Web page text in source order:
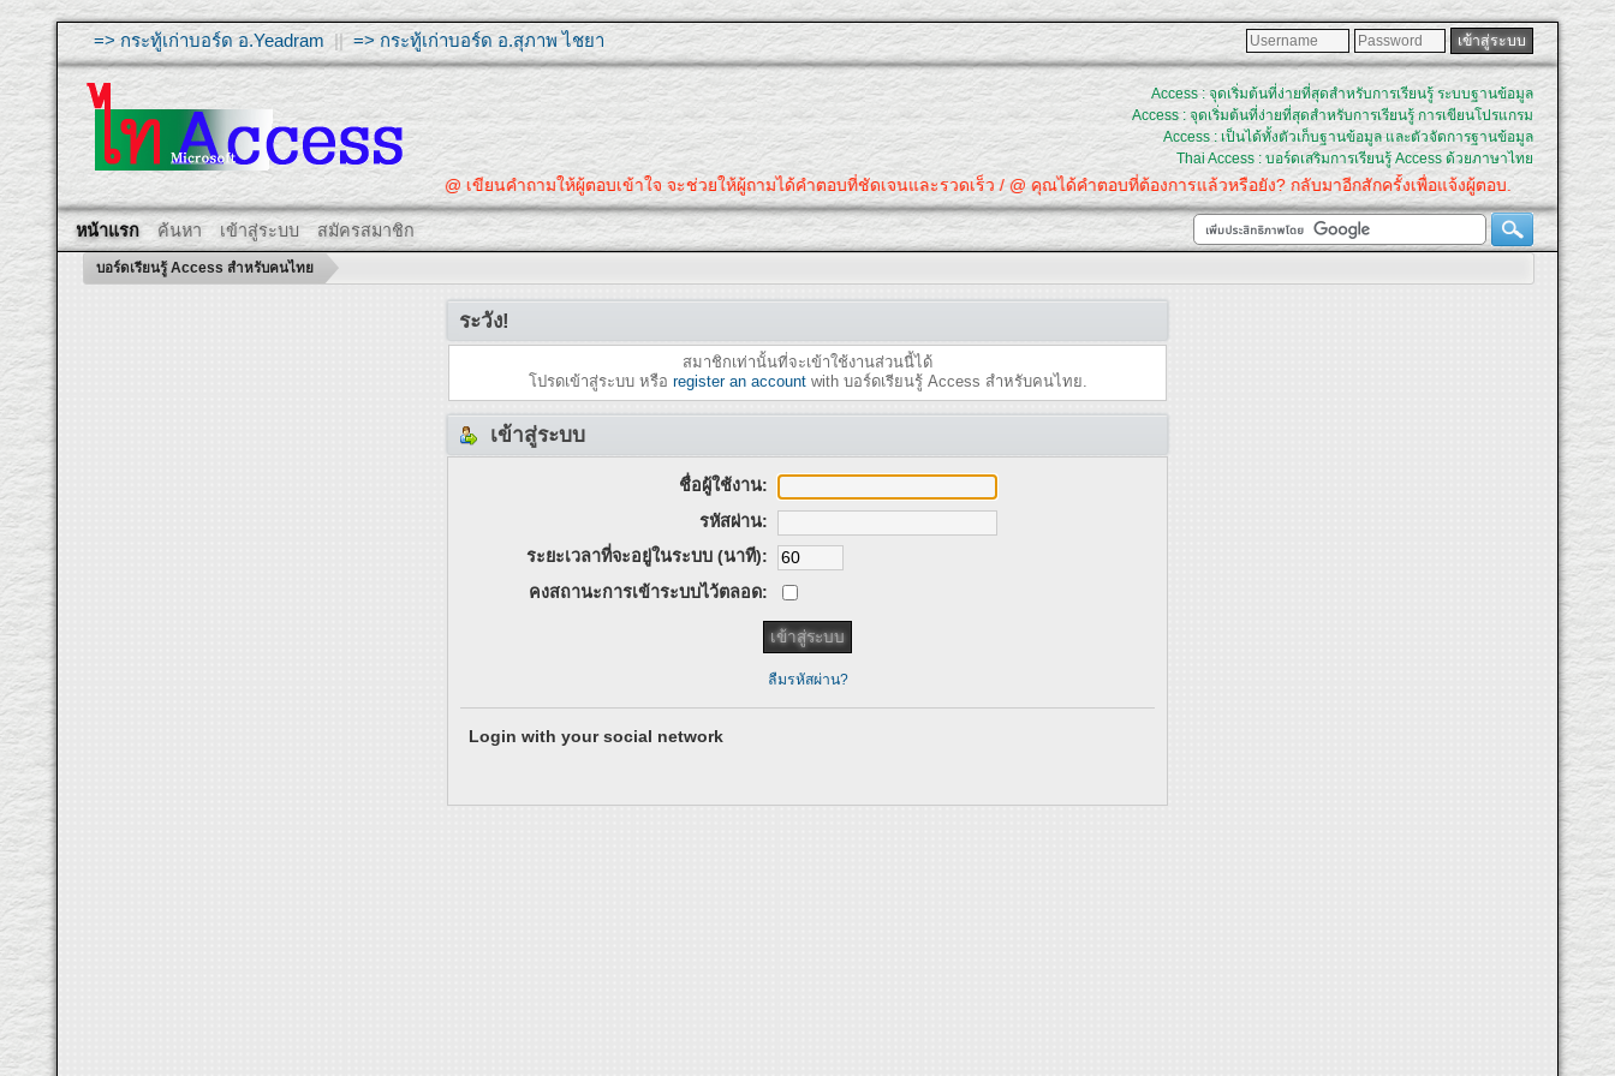
=> กระทู้เก่าบอร์ด อ.Yeadram ||=> กระทู้เก่าบอร์ด อ.สุภาพ ไชยา
Access : จุดเริ่มต้นที่ง่ายที่สุดสำหรับการเรียนรู้ ระบบฐานข้อมูล
Access : จุดเริ่มต้นที่ง่ายที่สุดสำหรับการเรียนรู้ การเขียนโปรแกรม
Access : เป็นได้ทั้งตัวเก็บฐานข้อมูล และตัวจัดการฐานข้อมูล
Thai Access : บอร์ดเสริมการเรียนรู้ Access ด้วยภาษาไทย
@ เขียนคำถามให้ผู้ตอบเข้าใจ จะช่วยให้ผู้ถามได้คำตอบที่ชัดเจนและรวดเร็ว / @ คุณได้คำตอบที่ต้องการแล้วหรือยัง? กลับมาอีกสักครั้งเพื่อแจ้งผู้ตอบ.
หน้าแรก ค้นหา เข้าสู่ระบบ สมัครสมาชิก
บอร์ดเรียนรู้ Access สำหรับคนไทย
ระวัง!
สมาชิกเท่านั้นที่จะเข้าใช้งานส่วนนี้ได้
โปรดเข้าสู่ระบบ หรือ register an accountwith บอร์ดเรียนรู้ Access สำหรับคนไทย.
เข้าสู่ระบบ
ชื่อผู้ใช้งาน:
รหัสผ่าน:
ระยะเวลาที่จะอยู่ในระบบ (นาที):
คงสถานะการเข้าระบบไว้ตลอด:
ลืมรหัสผ่าน?
Login with your social network